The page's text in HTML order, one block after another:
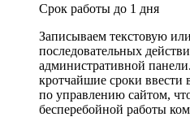
Срок работы до 1 дня
Записываем текстовую
последовательных
административной
кротчайшие сроки ввести
по управлению сайтом,
бесперебойной работы